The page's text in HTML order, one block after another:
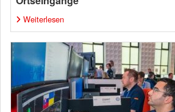
Weiterlesen